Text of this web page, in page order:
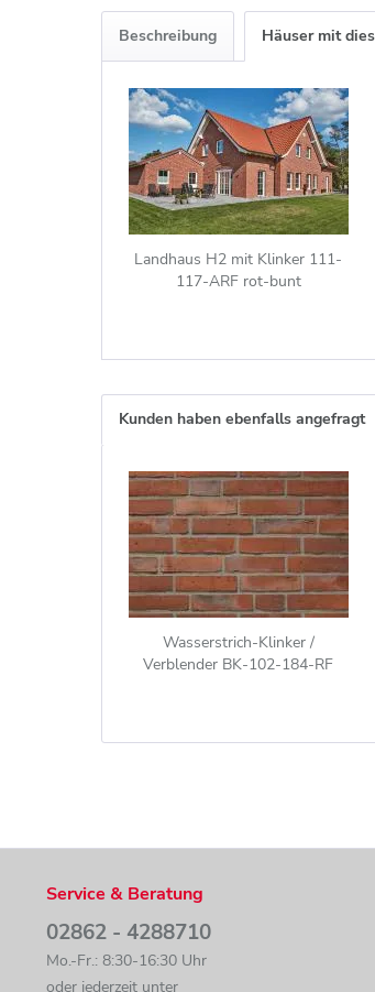
Beschreibung Häuser mit
Landhaus H2 mit Klinker 111-
117-ARF rot-bunt
Kunden haben ebenfalls angefragt
Wasserstrich-Klinker /
Verblender BK-102-184-RF
Service & Beratung
02862 - 4288710
Mo.-Fr.: 8:30-16:30 Uhr
oder jederzeit unter